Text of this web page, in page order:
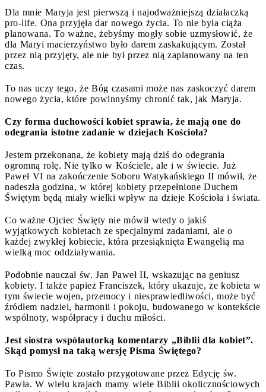
Dla mnie Maryja jest pierwszą i najodważniejszą działaczką
pro-life. Ona przyjęła dar nowego życia. To nie była ciąża
planowana. To ważne, żebyśmy mogły sobie uzmysłowić, że
dla Maryi macierzyństwo było darem zaskakującym. Został
przez nią przyjęty, ale nie był przez nią zaplanowany na ten
czas.
To nas uczy tego, że Bóg czasami może nas zaskoczyć darem
nowego życia, które powinnyśmy chronić tak, jak Maryja.
Czy forma duchowości kobiet sprawia, że mają one do
odegrania istotne zadanie w dziejach Kościoła?
Jestem przekonana, że kobiety mają dziś do odegrania
ogromną rolę. Nie tylko w Kościele, ale i w świecie. Już
Paweł VI na zakończenie Soboru Watykańskiego II mówił, że
nadeszła godzina, w której kobiety przepełnione Duchem
Świętym będą miały wielki wpływ na dzieje Kościoła i świata.
Co ważne Ojciec Święty nie mówił wtedy o jakiś
wyjątkowych kobietach ze specjalnymi zadaniami, ale o
każdej zwykłej kobiecie, która przesiąknięta Ewangelią ma
wielką moc oddziaływania.
Podobnie nauczał św. Jan Paweł II, wskazując na geniusz
kobiety. I także papież Franciszek, który ukazuje, że kobieta w
tym świecie wojen, przemocy i niesprawiedliwości, może być
źródłem nadziei, harmonii i pokoju, budowanego w kontekście
wspólnoty, współpracy i duchu miłości.
Jest siostra współautorką komentarzy „Biblii dla kobiet”.
Skąd pomysł na taką wersję Pisma Świętego?
To Pismo Święte zostało przygotowane przez Edycję św.
Pawła. W wielu krajach mamy wiele Biblii okolicznościowych